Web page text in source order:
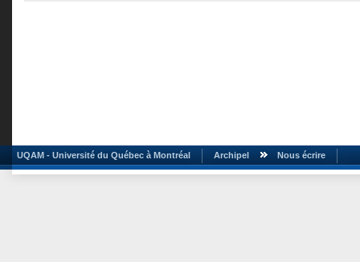
UQAM - Université du Québec à Montréal Archipel Nous écrire